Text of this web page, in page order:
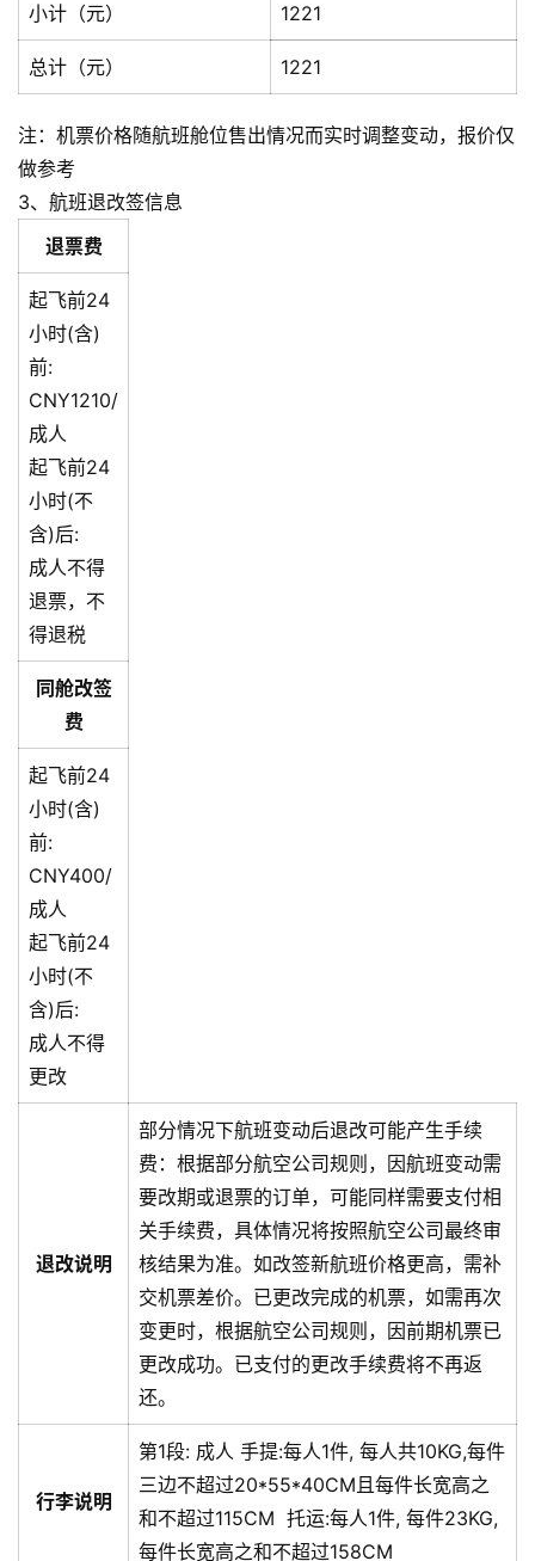
小计（元） 1221
总计（元） 1221
注：机票价格随航班舱位售出情况而实时调整变动，报价仅
做参考
3、航班退改签信息
退票费
起飞前24
小时(含)
前:
CNY1210/
成人
起飞前24
小时(不
含)后:
成人不得
退票，不
得退税
同舱改签
费
起飞前24
小时(含)
前:
CNY400/
成人
起飞前24
小时(不
含)后:
成人不得
更改
退改说明
部分情况下航班变动后退改可能产生手续
费：根据部分航空公司规则，因航班变动需
要改期或退票的订单，可能同样需要支付相
关手续费，具体情况将按照航空公司最终审
核结果为准。 如改签新航班价格更高，需补
交机票差价。已更改完成的机票，如需再次
变更时，根据航空公司规则，因前期机票已
更改成功。已支付的更改手续费将不再返
还。
行李说明
第1段: 成人 手提:每人1件, 每人共10KG,每件
三边不超过20*55*40CM且每件长宽高之
和不超过115CM 托运:每人1件, 每件23KG,
每件长宽高之和不超过158CM